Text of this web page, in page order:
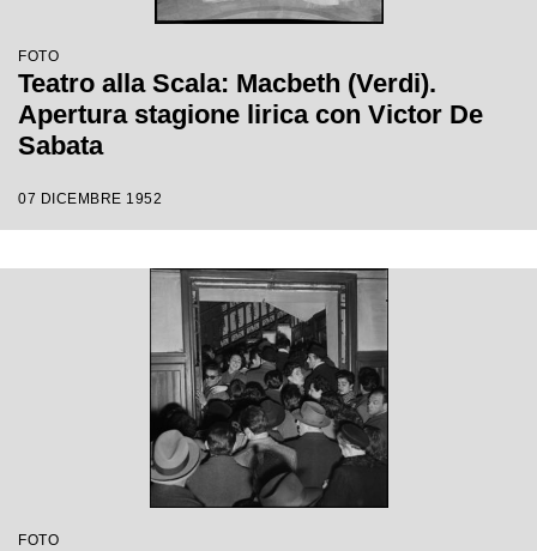
FOTO
Teatro alla Scala: Macbeth (Verdi).
Apertura stagione lirica con Victor De
Sabata
07 DICEMBRE 1952
FOTO